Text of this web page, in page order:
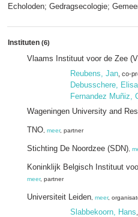
Echoloden; Gedragsecologie;
Instituten (6)
Vlaams Instituut voor de Zee
Reubens, Jan , co-
Debusschere,
Fernandez Muñiz,
Wageningen University and
TNO meer, partner
Stichting De Noordzee (SDN)
Koninklijk Belgisch Instituut
meer, partner
Universiteit Leiden meer,
Slabbekoorn, Hans